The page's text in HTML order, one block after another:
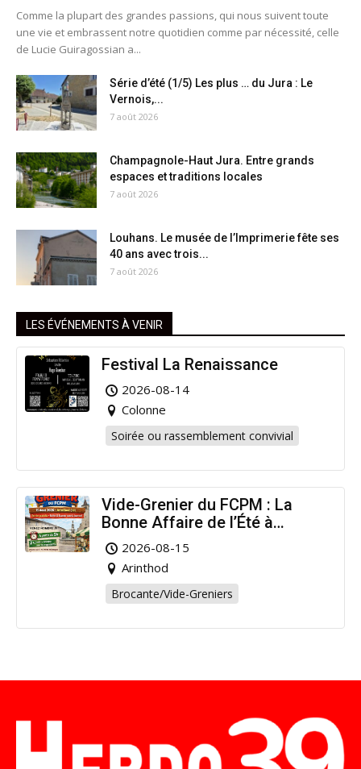
Comme la plupart des grandes passions, qui nous suivent toute
une vie et embrassent notre quotidien comme par nécessité, celle
de Lucie Guiragossian a...
Série d’été (1/5) Les plus … du Jura : Le
Vernois,...
7 août 2026
Champagnole-Haut Jura. Entre grands
espaces et traditions locales
7 août 2026
Louhans. Le musée de l’Imprimerie fête ses
40 ans avec trois...
7 août 2026
LES ÉVÉNEMENTS À VENIR
Festival La Renaissance
2026-08-14
Colonne
Soirée ou rassemblement convivial
Vide-Grenier du FCPM : La
Bonne Affaire de l’Été à
Arinthod !
2026-08-15
Arinthod
Brocante/Vide-Greniers